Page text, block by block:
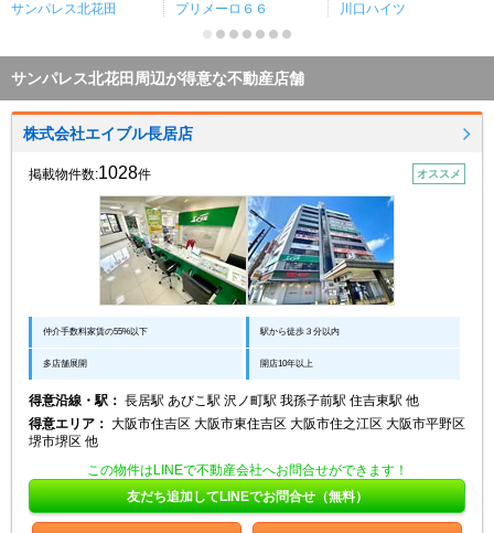
サンパレス北花田 プリメーロ６６ 川口ハイツ
サンパレス北花田周辺が得意な不動産店舗
株式会社エイブル長居店
掲載物件数:1028件 オススメ
仲介手数料家賃の55%以下 駅から徒歩３分以内
多店舗展開 開店10年以上
得意沿線・駅： 長居駅 あびこ駅 沢ノ町駅 我孫子前駅 住吉東駅 他
得意エリア： 大阪市住吉区 大阪市東住吉区 大阪市住之江区 大阪市平野区
堺市堺区 他
この物件はLINEで不動産会社へお問合せができます！
友だち追加してLINEでお問合せ（無料）